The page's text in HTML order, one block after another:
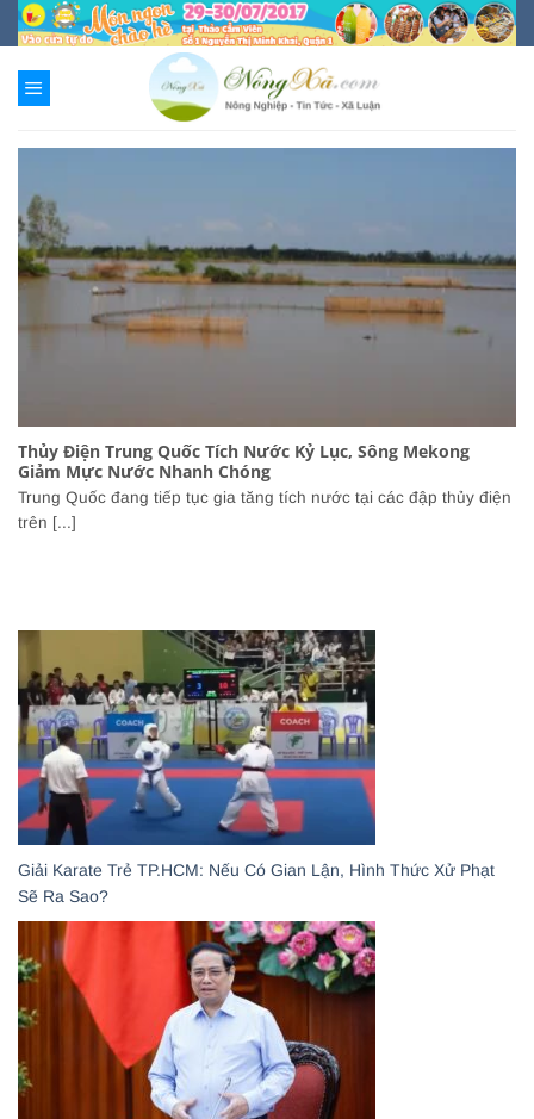
Chuyển
đến
nội
dung
Thủy Điện Trung Quốc Tích Nước Kỷ Lục, Sông Mekong
Giảm Mực Nước Nhanh Chóng
Trung Quốc đang tiếp tục gia tăng tích nước tại các đập thủy điện
trên [...]
Giải Karate Trẻ TP.HCM: Nếu Có Gian Lận, Hình Thức Xử Phạt
Sẽ Ra Sao?